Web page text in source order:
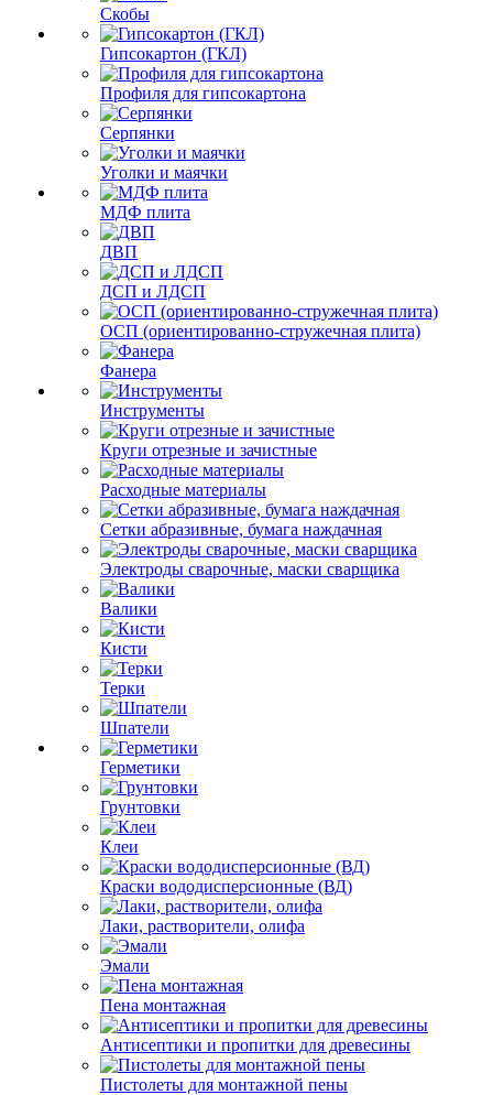
Скобы
Гипсокартон (ГКЛ)
Профиля для гипсокартона
Серпянки
Уголки и маячки
МДФ плита
ДВП
ДСП и ЛДСП
ОСП (ориентированно-стружечная плита)
Фанера
Инструменты
Круги отрезные и зачистные
Расходные материалы
Сетки абразивные, бумага наждачная
Электроды сварочные, маски сварщика
Валики
Кисти
Терки
Шпатели
Герметики
Грунтовки
Клеи
Краски вододисперсионные (ВД)
Лаки, растворители, олифа
Эмали
Пена монтажная
Антисептики и пропитки для древесины
Пистолеты для монтажной пены